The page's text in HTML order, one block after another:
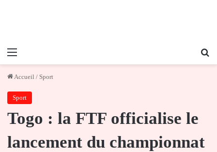
Menu
Accueil / Sport
Sport
Togo : la FTF officialise le
lancement du championnat